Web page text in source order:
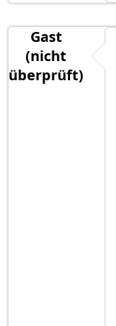
Gast
(nicht
überprüft)